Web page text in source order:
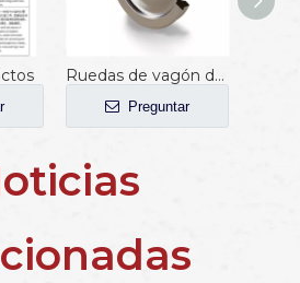
Ruedas de vagón de ferrocarril AAR-B de 1000 mm
Preguntar